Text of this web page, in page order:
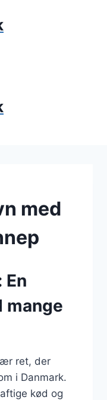
med
En
mange
ret, der
i Danmark.
kød og